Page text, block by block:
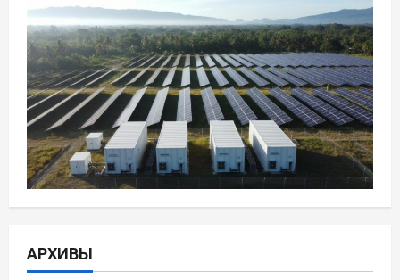
АРХИВЫ